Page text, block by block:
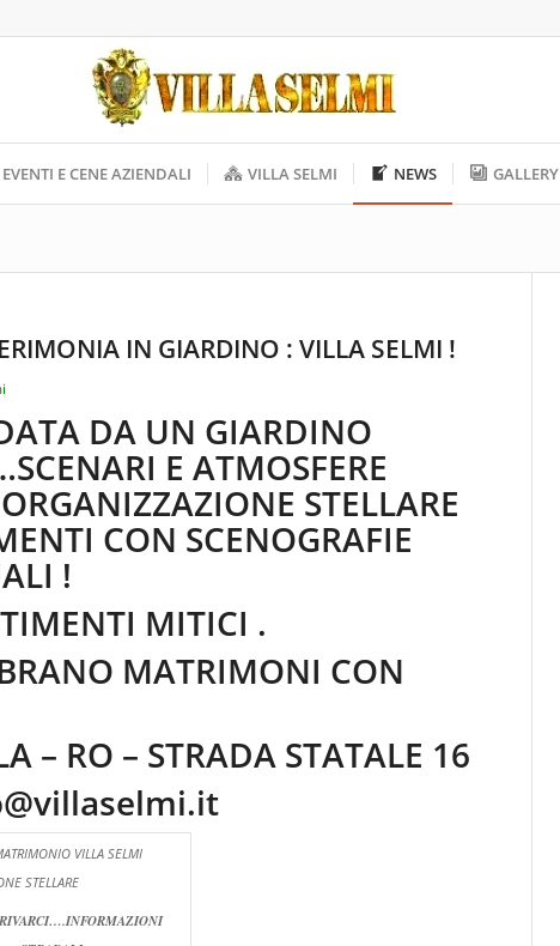
EVENTI E CENE AZIENDALI VILLA SELMI NEWS GALLERY
IN GIARDINO : VILLA SELMI !
DA UN GIARDINO
E ATMOSFERE
STELLARE
CON SCENOGRAFIE
!
MITICI .
MATRIMONI CON
– RO – STRADA STATALE 16